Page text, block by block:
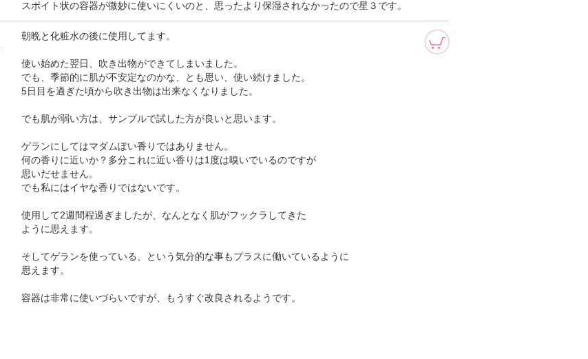
スポイト状の容器が微妙に使いにくいのと、思ったより保湿されなかったので星３です。
朝晩と化粧水の後に使用してます。
使い始めた翌日、吹き出物ができてしまいました。
でも、季節的に肌が不安定なのかな、とも思い、使い続けました。
5日目を過ぎた頃から吹き出物は出来なくなりました。
でも肌が弱い方は、サンプルで試した方が良いと思います。
ゲランにしてはマダムぽい香りではありません。
何の香りに近いか？多分これに近い香りは1度は嗅いでいるのですが
思いだせません。
でも私にはイヤな香りではないです。
使用して2週間程過ぎましたが、なんとなく肌がフックラしてきた
ように思えます。
そしてゲランを使っている、という気分的な事もプラスに働いているように
思えます。
容器は非常に使いづらいですが、もうすぐ改良されるようです。